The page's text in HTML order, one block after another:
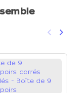
Précédent
keyboard_arrow_left keyboard_arrow_right